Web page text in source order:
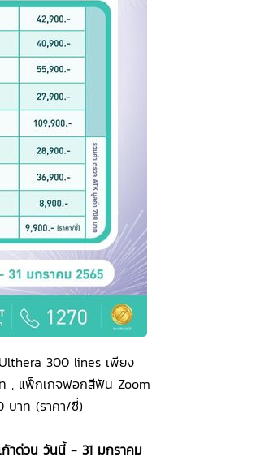
300 lines เพียง
, แพ็กเกจฟอกสีฟัน Zoom
บาท (ราคา/ซี่)
ก้าด่วน วันนี้ - 31 มกราคม